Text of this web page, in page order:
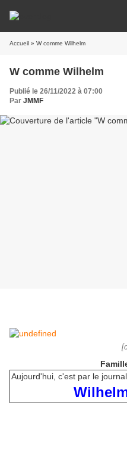
Accueil » W comme Wilhelm
W comme Wilhelm
Publié le 26/11/2022 à 07:00
Par JMMF
Aujourd'hui, c'est par le